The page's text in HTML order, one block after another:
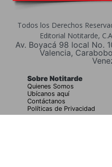
Todos los Derechos
Editorial Notitarde,
Av. Boyacá 98 local No.
Valencia,
Sobre Notitarde
Quienes Somos
Ubícanos aquí
Contáctanos
Políticas de Privacidad